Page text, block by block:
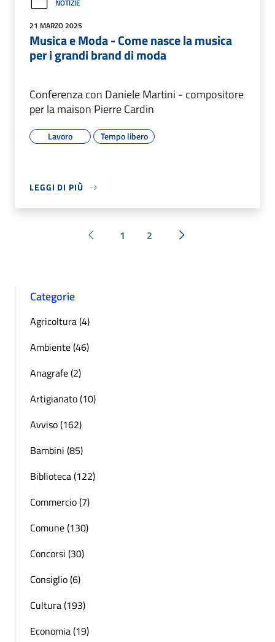
NOTIZIE
21 MARZO 2025
Musica e Moda - Come nasce la musica
per i grandi brand di moda
Conferenza con Daniele Martini - compositore
per la maison Pierre Cardin
Lavoro Tempo libero
LEGGI DI PIÙ
Pagina precedente
1 2 Successiva »
Categorie
Agricoltura (4)
Ambiente (46)
Anagrafe (2)
Artigianato (10)
Avviso (162)
Bambini (85)
Biblioteca (122)
Commercio (7)
Comune (130)
Concorsi (30)
Consiglio (6)
Cultura (193)
Economia (19)